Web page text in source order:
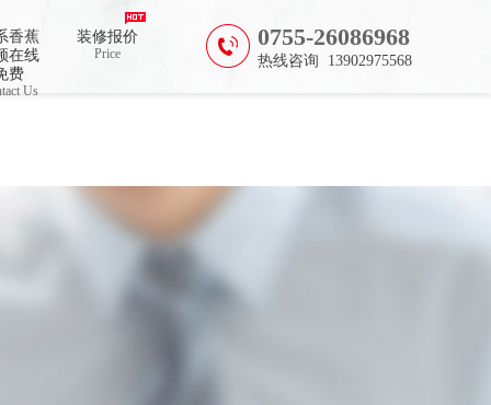
0755-26086968
热线咨询 13902975568
香蕉
在线
费
Us
装修报价
Price